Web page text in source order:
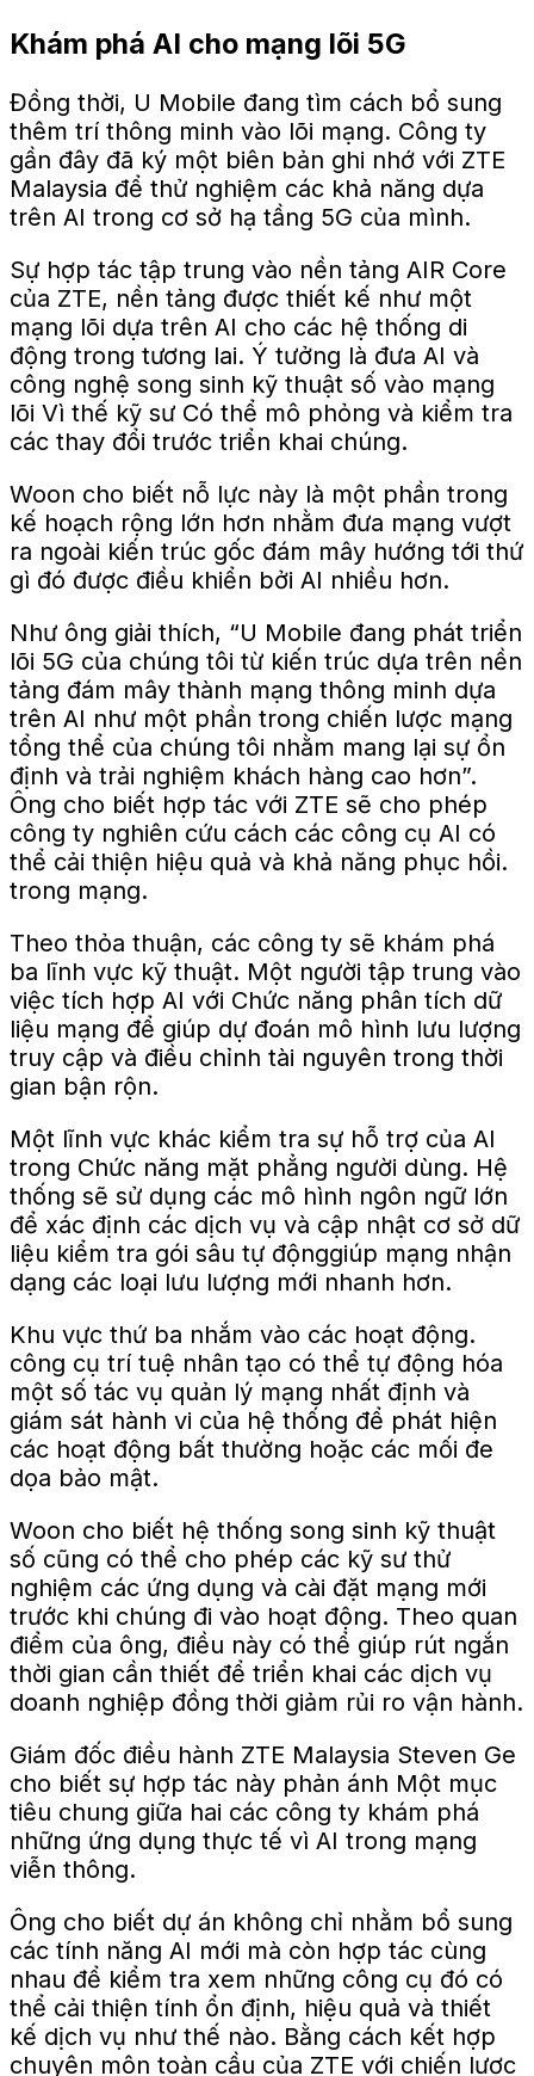
Khám phá AI cho mạng lõi 5G
Đồng thời, U Mobile đang tìm cách bổ sung
thêm trí thông minh vào lõi mạng. Công ty
gần đây đã ký một biên bản ghi nhớ với ZTE
Malaysia để thử nghiệm các khả năng dựa
trên AI trong cơ sở hạ tầng 5G của mình.
Sự hợp tác tập trung vào nền tảng AIR Core
của ZTE, nền tảng được thiết kế như một
mạng lõi dựa trên AI cho các hệ thống di
động trong tương lai. Ý tưởng là đưa AI và
công nghệ song sinh kỹ thuật số vào mạng
lõi Vì thế kỹ sư Có thể mô phỏng và kiểm tra
các thay đổi trước triển khai chúng.
Woon cho biết nỗ lực này là một phần trong
kế hoạch rộng lớn hơn nhằm đưa mạng vượt
ra ngoài kiến ​​trúc gốc đám mây hướng tới thứ
gì đó được điều khiển bởi AI nhiều hơn.
Như ông giải thích, “U Mobile đang phát triển
lõi 5G của chúng tôi từ kiến ​​trúc dựa trên nền
tảng đám mây thành mạng thông minh dựa
trên AI như một phần trong chiến lược mạng
tổng thể của chúng tôi nhằm mang lại sự ổn
định và trải nghiệm khách hàng cao hơn”.
Ông cho biết hợp tác với ZTE sẽ cho phép
công ty nghiên cứu cách các công cụ AI có
thể cải thiện hiệu quả và khả năng phục hồi.
trong mạng.
Theo thỏa thuận, các công ty sẽ khám phá
ba lĩnh vực kỹ thuật. Một người tập trung vào
việc tích hợp AI với Chức năng phân tích dữ
liệu mạng để giúp dự đoán mô hình lưu lượng
truy cập và điều chỉnh tài nguyên trong thời
gian bận rộn.
Một lĩnh vực khác kiểm tra sự hỗ trợ của AI
trong Chức năng mặt phẳng người dùng. Hệ
thống sẽ sử dụng các mô hình ngôn ngữ lớn
để xác định các dịch vụ và cập nhật cơ sở dữ
liệu kiểm tra gói sâu tự độnggiúp mạng nhận
dạng các loại lưu lượng mới nhanh hơn.
Khu vực thứ ba nhắm vào các hoạt động.
công cụ trí tuệ nhân tạo có thể tự động hóa
một số tác vụ quản lý mạng nhất định và
giám sát hành vi của hệ thống để phát hiện
các hoạt động bất thường hoặc các mối đe
dọa bảo mật.
Woon cho biết hệ thống song sinh kỹ thuật
số cũng có thể cho phép các kỹ sư thử
nghiệm các ứng dụng và cài đặt mạng mới
trước khi chúng đi vào hoạt động. Theo quan
điểm của ông, điều này có thể giúp rút ngắn
thời gian cần thiết để triển khai các dịch vụ
doanh nghiệp đồng thời giảm rủi ro vận hành.
Giám đốc điều hành ZTE Malaysia Steven Ge
cho biết sự hợp tác này phản ánh Một mục
tiêu chung giữa hai các công ty khám phá
những ứng dụng thực tế vì AI trong mạng
viễn thông.
Ông cho biết dự án không chỉ nhằm bổ sung
các tính năng AI mới mà còn hợp tác cùng
nhau để kiểm tra xem những công cụ đó có
thể cải thiện tính ổn định, hiệu quả và thiết
kế dịch vụ như thế nào. Bằng cách kết hợp
chuyên môn toàn cầu của ZTE với chiến lược